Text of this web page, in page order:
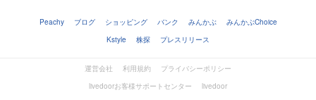
Peachy ブログ ショッピング バンク みんかぶ
みんかぶChoice
Kstyle
株探 プレスリリース
運営会社 利用規約
プライバシーポリシー
livedoorお客様サポートセンター
livedoor